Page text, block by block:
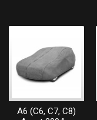
A6 (C6, C7, C8)